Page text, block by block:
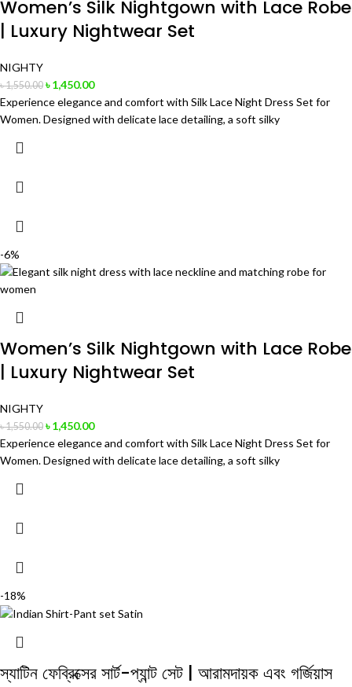
Women’s Silk Nightgown with Lace Robe
| Luxury Nightwear Set
NIGHTY
৳1,550.00 ৳1,450.00
Experience elegance and comfort with Silk Lace Night Dress Set for
Women. Designed with delicate lace detailing, a soft silky
-6%
Women’s Silk Nightgown with Lace Robe
| Luxury Nightwear Set
NIGHTY
৳1,550.00 ৳1,450.00
Experience elegance and comfort with Silk Lace Night Dress Set for
Women. Designed with delicate lace detailing, a soft silky
-18%
স্যাটিন ফেব্রিক্সের সার্ট-প্যান্ট সেট | আরামদায়ক এবং গর্জিয়াস